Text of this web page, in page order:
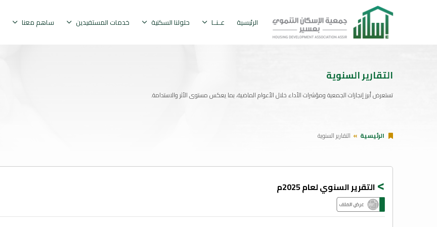
الرئيسية عــنــا حلولنا السكنية خدمات المستفيدين ساهم معنا
التقارير السنوية
تستعرض أبرز إنجازات الجمعية ومؤشرات الأداء خلال الأعوام الماضية، بما يعكس مستوى الأثر والاستدامة.
الرئيسية التقارير السنوية
> التقرير السنوي لعام 2025م